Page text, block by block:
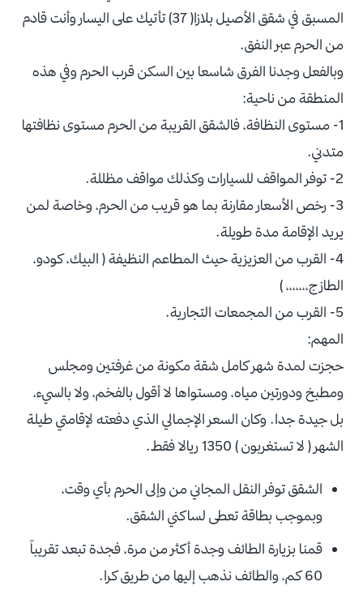
المسبق في شقق الأصيل بلازا( 37) تأتيك على اليسار وأنت قادم
من الحرم عبر النفق.
وبالفعل وجدنا الفرق شاسعا بين السكن قرب الحرم وفي هذه
المنطقة من ناحية:
1- مستوى النظافة، فالشقق القريبة من الحرم مستوى نظافتها
متدني.
2- توفر المواقف للسيارات وكذلك مواقف مظللة.
3- رخص الأسعار مقارنة بما هو قريب من الحرم، وخاصة لمن
يريد الإقامة مدة طويلة.
4- القرب من العزيزية حيث المطاعم النظيفة ( البيك، كودو،
الطازج،،،،،،، )
5- القرب من المجمعات التجارية.
المهم:
حجزت لمدة شهر كامل شقة مكونة من غرفتين ومجلس
ومطبخ ودورتين مياه، ومستواها لا أقول بالفخم، ولا بالسيء،
بل جيدة جدا. وكان السعر الإجمالي الذي دفعته لإقامتي طيلة
الشهر ( لا تستغربون ) 1350 ريالا فقط.
الشقق توفر النقل المجاني من وإلى الحرم بأي وقت،
وبموجب بطاقة تعطى لساكني الشقق.
قمنا بزيارة الطائف وجدة أكثر من مرة، فجدة تبعد تقريباً
60 كم، والطائف نذهب إليها من طريق كرا.